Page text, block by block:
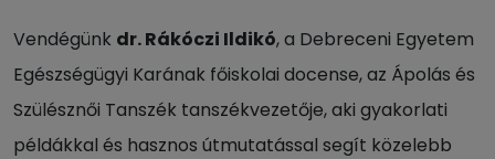
Vendégünk dr. Rákóczi Ildikó, a Debreceni Egyetem
Egészségügyi Karának főiskolai docense, az Ápolás és
Szülésznői Tanszék tanszékvezetője, aki gyakorlati
példákkal és hasznos útmutatással segít közelebb